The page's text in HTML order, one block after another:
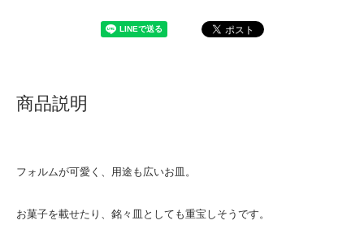
商品説明
フォルムが可愛く、用途も広いお皿。
お菓子を載せたり、銘々皿としても重宝しそうです。